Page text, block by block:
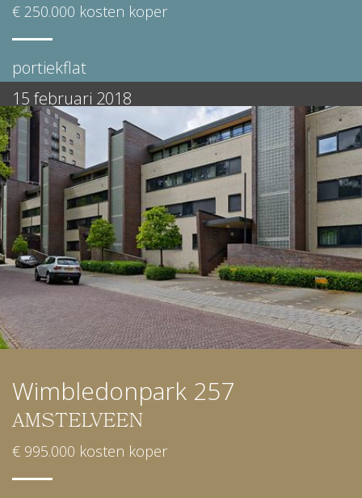
€ 250.000 kosten koper
portiekflat
15 februari 2018
Wimbledonpark 257
AMSTELVEEN
€ 995.000 kosten koper